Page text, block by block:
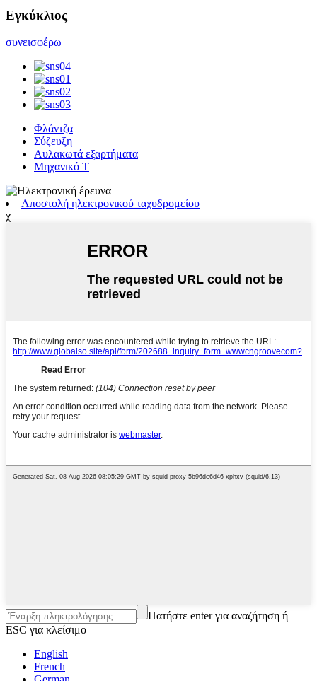
Εγκύκλιος
συνεισφέρω
Φλάντζα
Σύζευξη
Αυλακωτά εξαρτήματα
Μηχανικό Τ
Αποστολή ηλεκτρονικού ταχυδρομείου
χ
Πατήστε enter για αναζήτηση ή
ESC για κλείσιμο
English
French